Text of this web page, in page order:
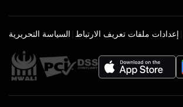
| إعدادات ملفات تعريف الارتباط | السياسة التحريرية